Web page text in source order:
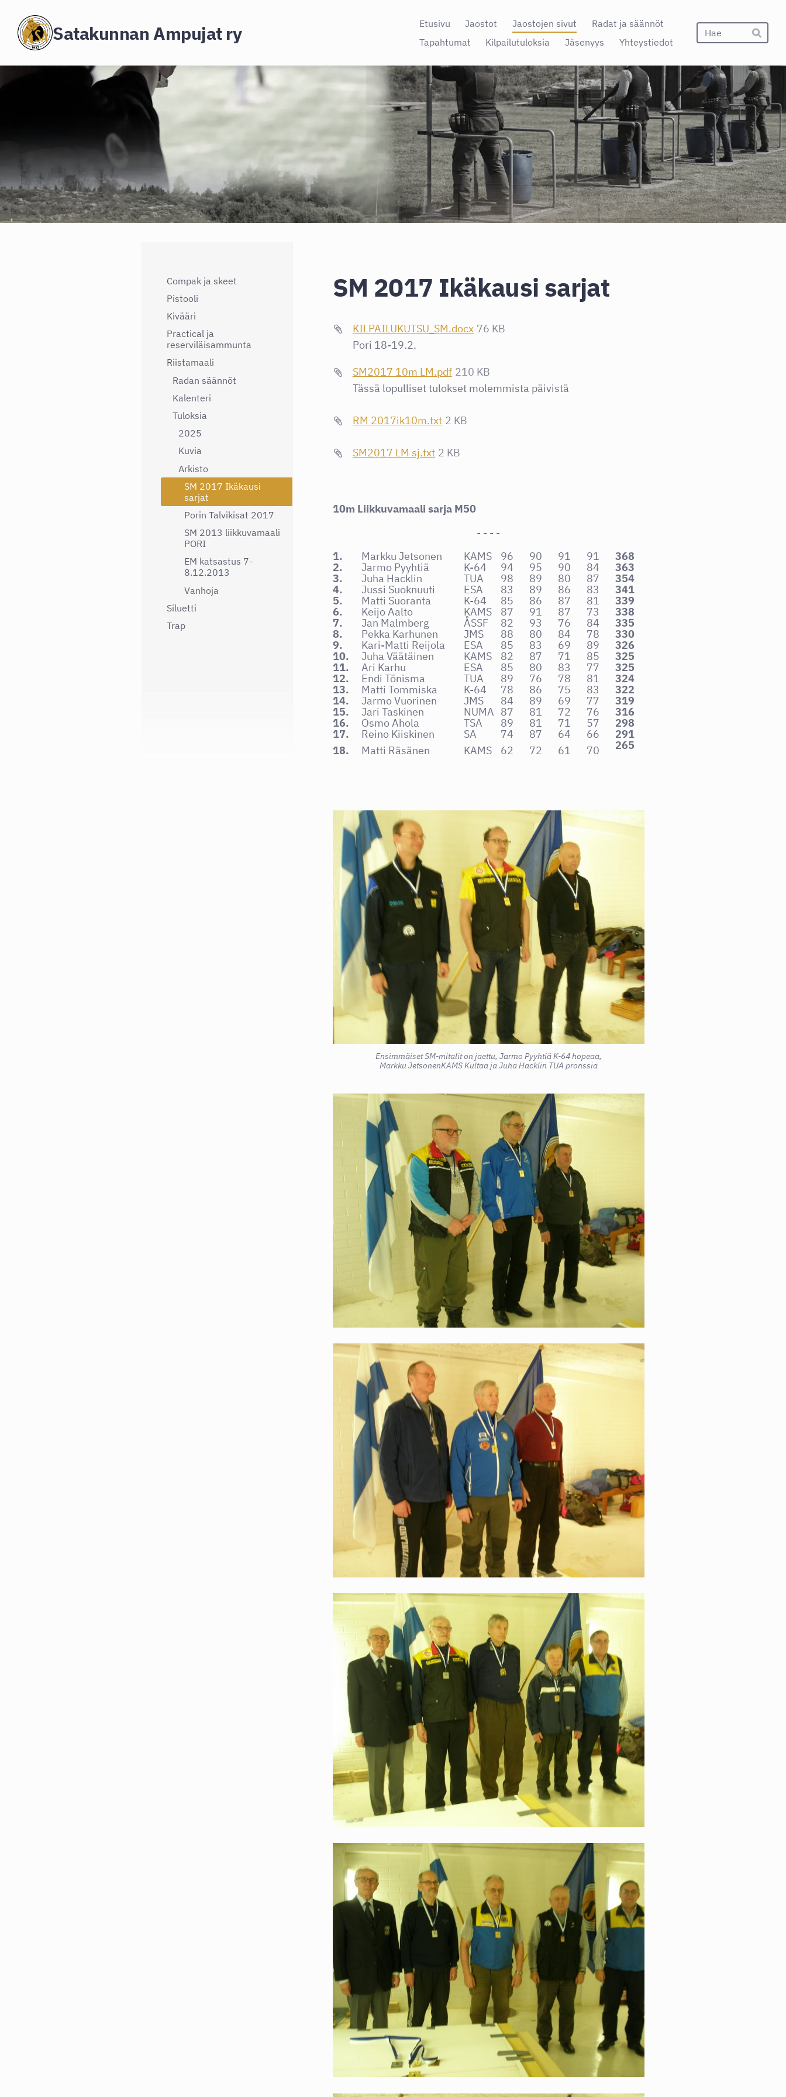
Siirry
sivun
sisältöön
Satakunnan Ampujat ry Etusivu Jaostot Jaostojen sivut
Radat ja säännöt
Tapahtumat
Kilpailutuloksia Jäsenyys Yhteystiedot Hae
Compak ja skeet
Pistooli
Kivääri
Practical ja
reserviläisammunta
Riistamaali
Radan säännöt
Kalenteri
Tuloksia
2025
Kuvia
Arkisto
SM 2017 Ikäkausi
sarjat
Porin Talvikisat 2017
SM 2013 liikkuvamaali
PORI
EM katsastus 7-
8.12.2013
Vanhoja
Siluetti
Trap
SM 2017 Ikäkausi sarjat
KILPAILUKUTSU_SM.docx 76 KB
Pori 18-19.2.
SM2017 10m LM.pdf 210 KB
Tässä lopulliset tulokset molemmista päivistä
RM 2017ik10m.txt 2 KB
SM2017 LM sj.txt 2 KB
10m Liikkuvamaali sarja M50
- - - -
1.
Markku Jetsonen KAMS 96 90 91 91
368
2.
Jarmo Pyyhtiä K-64 94 95 90 84
363
3.
Juha Hacklin TUA 98 89 80 87
354
4.
Jussi Suoknuuti ESA 83 89 86 83
341
5.
Matti Suoranta K-64 85 86 87 81
339
6.
Keijo Aalto KAMS 87 91 87 73
338
7.
Jan Malmberg ÅSSF 82 93 76 84
335
8.
Pekka Karhunen JMS 88 80 84 78
330
9.
Kari-Matti Reijola ESA 85 83 69 89
326
10.
Juha Väätäinen KAMS 82 87 71 85
325
11.
Ari Karhu ESA 85 80 83 77
325
12.
Endi Tönisma TUA 89 76 78 81
324
13.
Matti Tommiska K-64 78 86 75 83
322
14.
Jarmo Vuorinen JMS 84 89 69 77
319
15.
Jari Taskinen NUMA 87 81 72 76
316
16.
Osmo Ahola TSA 89 81 71 57
298
17.
Reino Kiiskinen SA 74 87 64 66
291
18.
Matti Räsänen KAMS 62 72 61 70 265
Ensimmäiset SM-mitalit on jaettu, Jarmo Pyyhtiä K-64 hopeaa,
Markku JetsonenKAMS Kultaa ja Juha Hacklin TUA pronssia